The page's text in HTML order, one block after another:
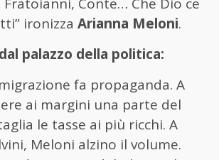
Conte… Che Dio ce
ironizza Arianna Meloni.
palazzo della politica:
fa propaganda. A
ai margini una parte del
le tasse ai più ricchi. A
Meloni alzino il volume.